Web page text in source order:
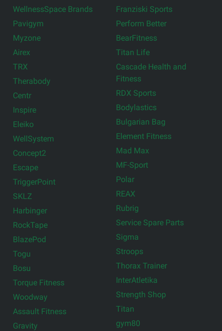
WellnessSpace Brands
Pavigym
Myzone
Airex
TRX
Therabody
Centr
Inspire
Eleiko
WellSystem
Concept2
Escape
TriggerPoint
SKLZ
Harbinger
RockTape
BlazePod
Togu
Bosu
Torque Fitness
Woodway
Assault Fitness
Gravity
Franziski Sports
Perform Better
BearFitness
Titan Life
Cascade Health and
Fitness
RDX Sports
Bodylastics
Bulgarian Bag
Element Fitness
Mad Max
MF-Sport
Polar
REAX
Rubrig
Service Spare Parts
Sigma
Stroops
Thorax Trainer
InterAtletika
Strength Shop
Titan
gym80